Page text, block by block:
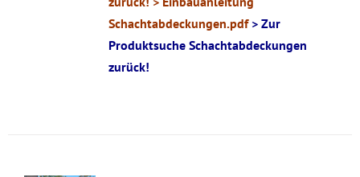
Schachtabdeckungen.pdf > Zur
Produktsuche Schachtabdeckungen
zurück!